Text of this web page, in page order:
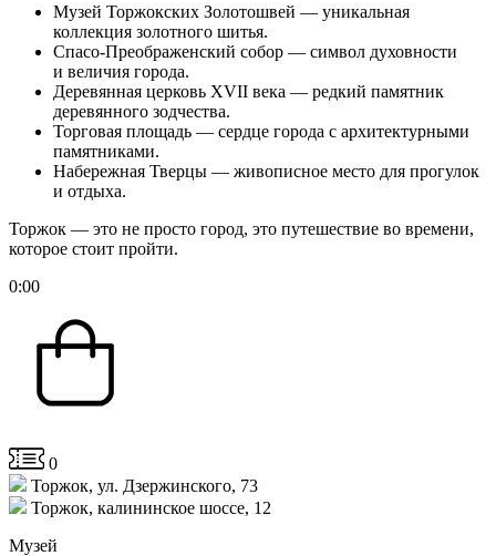
Музей Торжокских Золотошвей — уникальная
коллекция золотного шитья.
Спасо-Преображенский собор — символ духовности
и величия города.
Деревянная церковь XVII века — редкий памятник
деревянного зодчества.
Торговая площадь — сердце города с архитектурными
памятниками.
Набережная Тверцы — живописное место для прогулок
и отдыха.
Торжок — это не просто город, это путешествие во времени,
которое стоит пройти.
0:00
0
Торжок, ул. Дзержинского, 73
Торжок, калининское шоссе, 12
Музей